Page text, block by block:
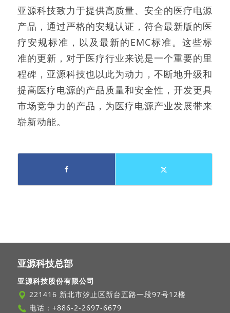
亚源科技致力于提供高质量、安全的医疗电源
产品，通过严格的安规认证，符合最新版的医
疗安规标准，以及最新的EMC标准。这些标
准的更新，对于医疗行业来说是一个重要的里
程碑，亚源科技也以此为动力，不断地升级和
提高医疗电源的产品质量和安全性，开发更具
市场竞争力的产品，为医疗电源产业发展带来
崭新动能。
亚源科技总部
亚源科技股份有限公司
221416 新北市汐止区新台五路一段97号12楼
电话： +886-2-2697-6679